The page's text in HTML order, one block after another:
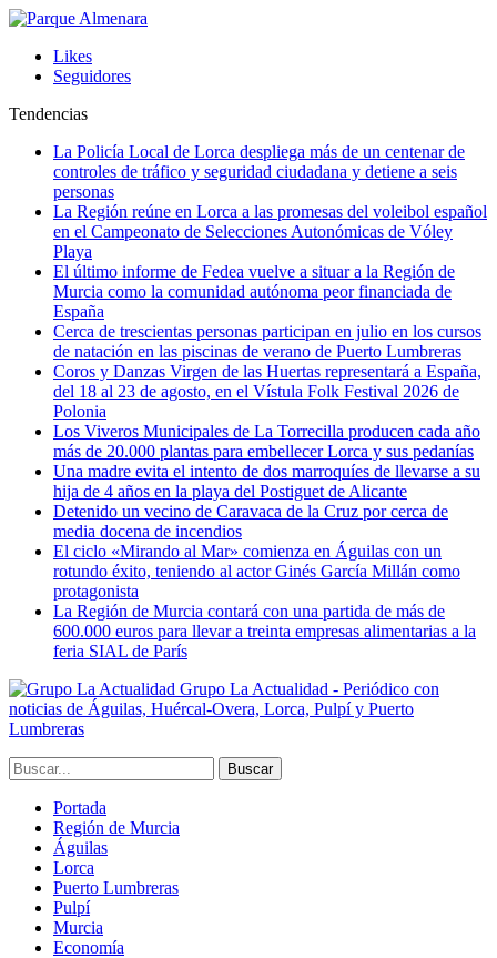
Likes
Seguidores
Tendencias
La Policía Local de Lorca despliega más de un centenar de
controles de tráfico y seguridad ciudadana y detiene a seis
personas
La Región reúne en Lorca a las promesas del voleibol español
en el Campeonato de Selecciones Autonómicas de Vóley
Playa
El último informe de Fedea vuelve a situar a la Región de
Murcia como la comunidad autónoma peor financiada de
España
Cerca de trescientas personas participan en julio en los cursos
de natación en las piscinas de verano de Puerto Lumbreras
Coros y Danzas Virgen de las Huertas representará a España,
del 18 al 23 de agosto, en el Vístula Folk Festival 2026 de
Polonia
Los Viveros Municipales de La Torrecilla producen cada año
más de 20.000 plantas para embellecer Lorca y sus pedanías
Una madre evita el intento de dos marroquíes de llevarse a su
hija de 4 años en la playa del Postiguet de Alicante
Detenido un vecino de Caravaca de la Cruz por cerca de
media docena de incendios
El ciclo «Mirando al Mar» comienza en Águilas con un
rotundo éxito, teniendo al actor Ginés García Millán como
protagonista
La Región de Murcia contará con una partida de más de
600.000 euros para llevar a treinta empresas alimentarias a la
feria SIAL de París
Grupo La Actualidad - Periódico con
noticias de Águilas, Huércal-Overa, Lorca, Pulpí y Puerto
Lumbreras
Portada
Región de Murcia
Águilas
Lorca
Puerto Lumbreras
Pulpí
Murcia
Economía